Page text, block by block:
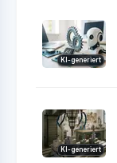
KI-generiert
KI-generiert